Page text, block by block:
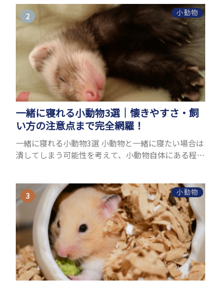
でしょうか...
小動物
一緒に寝れる小動物3選｜懐きやすさ・飼
い方の注意点まで完全網羅！
一緒に寝れる小動物3選 小動物と一緒に寝たい場合は
潰してしまう可能性を考えて、小動物自体にある程度
が多い...
小動物